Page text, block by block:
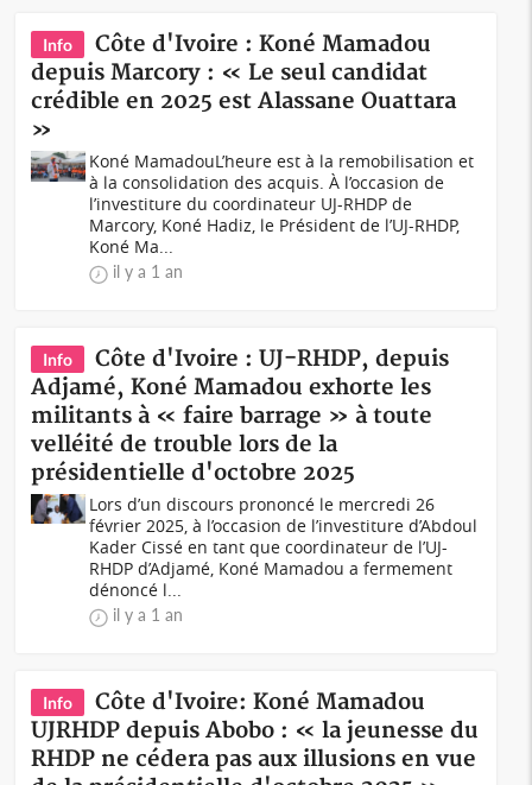
Info
Côte d'Ivoire : Koné Mamadou
depuis Marcory : « Le seul candidat
crédible en 2025 est Alassane Ouattara
»
Koné MamadouL’heure est à la remobilisation et
à la consolidation des acquis. À l’occasion de
l’investiture du coordinateur UJ-RHDP de
Marcory, Koné Hadiz, le Président de l’UJ-RHDP,
Koné Ma...
il y a 1 an
Info
Côte d'Ivoire : UJ-RHDP, depuis
Adjamé, Koné Mamadou exhorte les
militants à « faire barrage » à toute
velléité de trouble lors de la
présidentielle d'octobre 2025
Lors d’un discours prononcé le mercredi 26
février 2025, à l’occasion de l’investiture d’Abdoul
Kader Cissé en tant que coordinateur de l’UJ-
RHDP d’Adjamé, Koné Mamadou a fermement
dénoncé l...
il y a 1 an
Info
Côte d'Ivoire: Koné Mamadou
UJRHDP depuis Abobo : « la jeunesse du
RHDP ne cédera pas aux illusions en vue